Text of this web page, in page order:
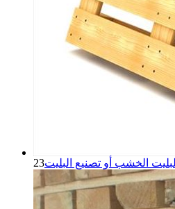
الخشب أو تصنيع البليت